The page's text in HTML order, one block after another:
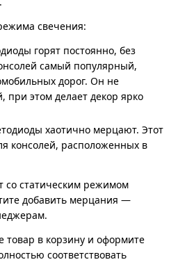
свечения:
горят постоянно, без
самый популярный,
дорог. Он не
при этом делает декор ярко
хаотично мерцают. Этот
консолей, расположенных в
со статическим режимом
добавить мерцания —
товар в корзину и оформите
соответствовать